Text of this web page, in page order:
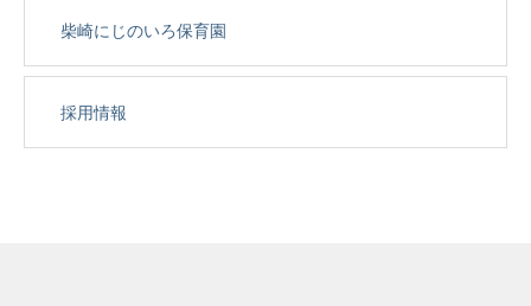
柴崎にじのいろ保育園
採用情報